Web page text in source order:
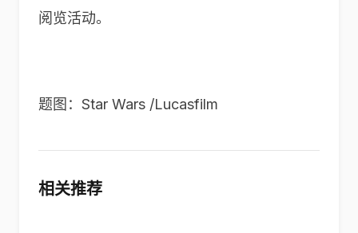
阅览活动。
题图：Star Wars /Lucasfilm
相关推荐